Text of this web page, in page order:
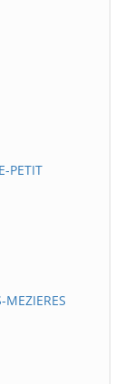
PETIT